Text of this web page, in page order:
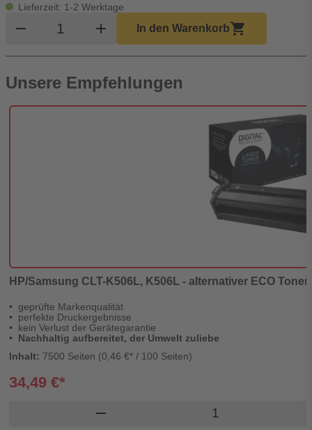
Lieferzeit: 1-2 Werktage
remove Produkt Warenkorb Menge
add In den Warenkorbshopping_cart
Unsere Empfehlungen
HP/Samsung CLT-K506L, K506L - alternativer ECO
geprüfte Markenqualität
perfekte Druckergebnisse
kein Verlust der Gerätegarantie
Nachhaltig aufbereitet, der Umwelt zuliebe
Inhalt: 7500 Seiten (0,46 €* / 100 Seiten)
34,49 €*
remove Produkt